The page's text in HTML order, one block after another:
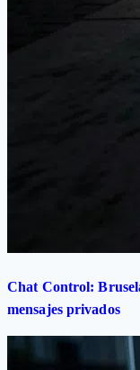
Chat Control:
mensajes privados